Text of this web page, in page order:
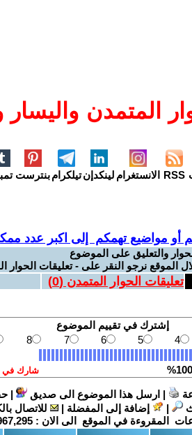
المتمدن واليسار
RSS الانستغرام لينكدإنتيلكرامبنترست
أو مواضيع تهمكم إلى اكبر عدد
والتعليق على الموضوع
الموقع نرجو النقر على - تعليقات الحوار
تعليقات الحوار المتمدن (0
)
| ارسل هذا الموضوع الى صديق |
| إضافة إلى المفضلة |
للاتصال
المقروءة في الموقع الى الان :